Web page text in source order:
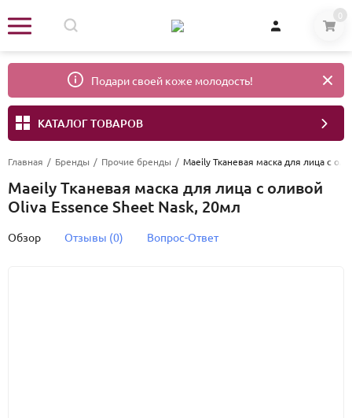
0
Подари своей коже молодость!
КАТАЛОГ ТОВАРОВ
Главная / Бренды / Прочие бренды / Maeily Тканевая маска для лица c
Maeily Тканевая маска для лица c оливой
Oliva Essence Sheet Nask, 20мл
Обзор Отзывы (0) Вопрос-Ответ